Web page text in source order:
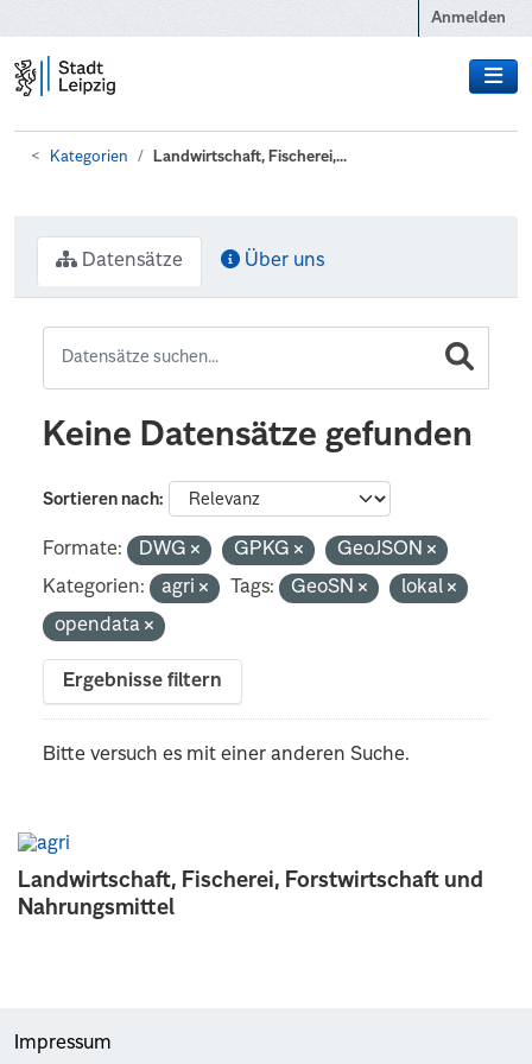
Anmelden
Kategorien Landwirtschaft, Fischerei,...
Landwirtschaft, Fischerei, Forstwirtschaft und
Nahrungsmittel
Datensätze Über uns
Keine Datensätze gefunden
Sortieren nach
Formate: DWG GPKG
GeoJSON
Kategorien:
agri Tags: GeoSN
lokal
opendata
Ergebnisse filtern
Bitte versuch es mit einer anderen Suche.
Impressum